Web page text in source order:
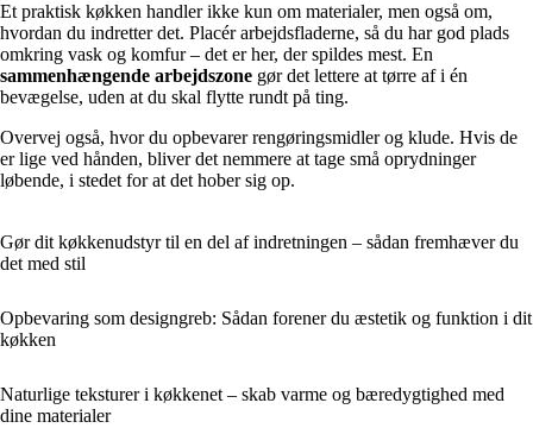
Et praktisk køkken handler ikke kun om materialer, men også om,
hvordan du indretter det. Placér arbejdsfladerne, så du har god plads
omkring vask og komfur – det er her, der spildes mest. En
sammenhængende arbejdszone gør det lettere at tørre af i én
bevægelse, uden at du skal flytte rundt på ting.
Overvej også, hvor du opbevarer rengøringsmidler og klude. Hvis de
er lige ved hånden, bliver det nemmere at tage små oprydninger
løbende, i stedet for at det hober sig op.
Gør dit køkkenudstyr til en del af indretningen – sådan fremhæver du
det med stil
Opbevaring som designgreb: Sådan forener du æstetik og funktion i dit
køkken
Naturlige teksturer i køkkenet – skab varme og bæredygtighed med
dine materialer